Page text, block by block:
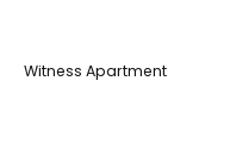
Witness Apartment